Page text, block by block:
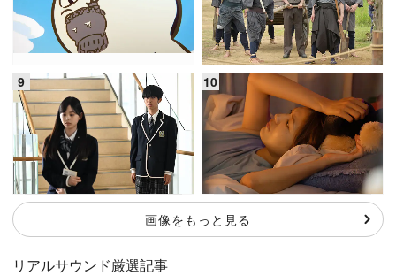
画像をもっと見る
リアルサウンド厳選記事